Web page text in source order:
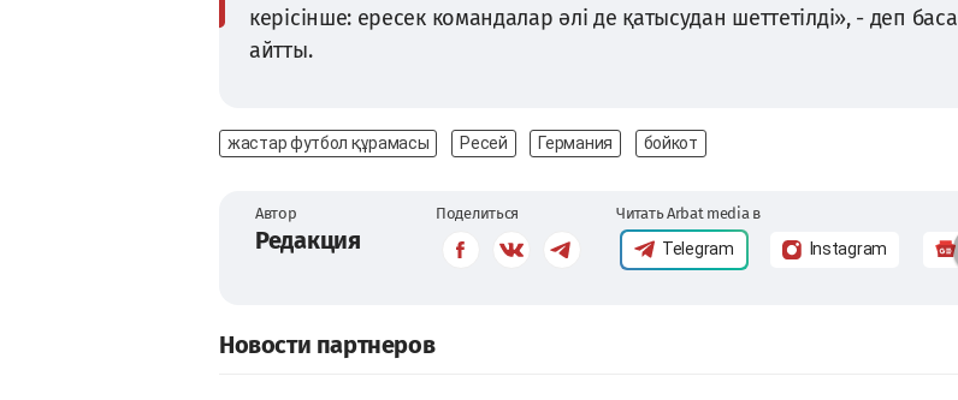
керісінше: ересек командалар әлі де қатысудан шеттетілді», - деп баса
айтты.
жастар футбол құрамасы Ресей Германия бойкот
Автор
Редакция
Поделиться Читать Arbat media в
Telegram Instagram
Новости партнеров